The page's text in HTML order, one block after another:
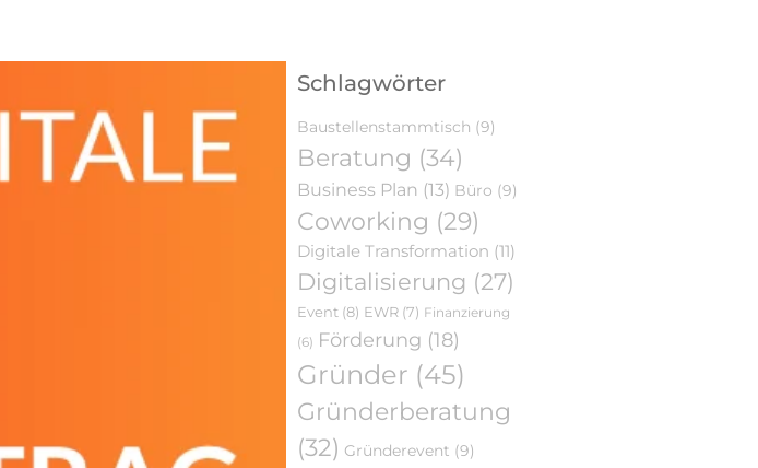
Schlagwörter
Baustellenstammtisch (9)
Beratung (34)
Business Plan (13) Büro (9)
Coworking (29)
Digitale Transformation (11)
Digitalisierung (27)
Event (8) EWR (7) Finanzierung
(6) Förderung (18)
Gründer (45)
Gründerberatung
(32) Gründerevent (9)